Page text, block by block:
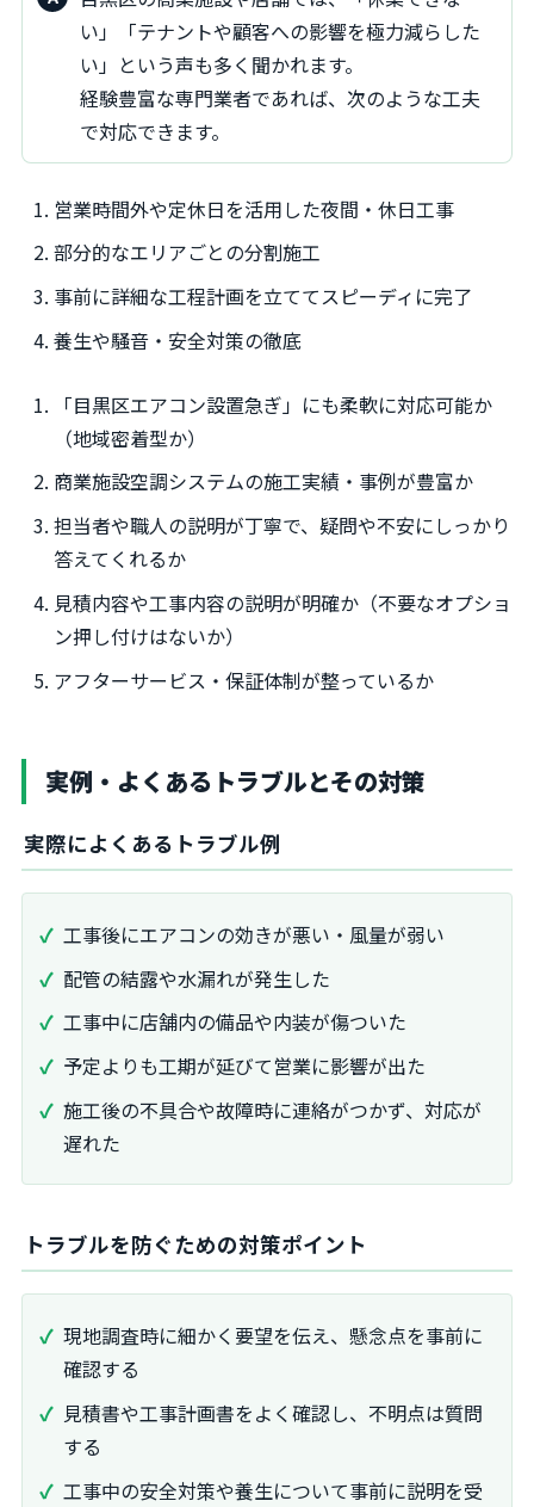
い」「テナントや顧客への影響を極力減らした
い」という声も多く聞かれます。
経験豊富な専門業者であれば、次のような工夫
で対応できます。
営業時間外や定休日を活用した夜間・休日工事
部分的なエリアごとの分割施工
事前に詳細な工程計画を立ててスピーディに完了
養生や騒音・安全対策の徹底
「目黒区エアコン設置急ぎ」にも柔軟に対応可能か
（地域密着型か）
商業施設空調システムの施工実績・事例が豊富か
担当者や職人の説明が丁寧で、疑問や不安にしっかり
答えてくれるか
見積内容や工事内容の説明が明確か（不要なオプショ
ン押し付けはないか）
アフターサービス・保証体制が整っているか
実例・よくあるトラブルとその対策
実際によくあるトラブル例
工事後にエアコンの効きが悪い・風量が弱い
配管の結露や水漏れが発生した
工事中に店舗内の備品や内装が傷ついた
予定よりも工期が延びて営業に影響が出た
施工後の不具合や故障時に連絡がつかず、対応が
遅れた
トラブルを防ぐための対策ポイント
現地調査時に細かく要望を伝え、懸念点を事前に
確認する
見積書や工事計画書をよく確認し、不明点は質問
する
工事中の安全対策や養生について事前に説明を受